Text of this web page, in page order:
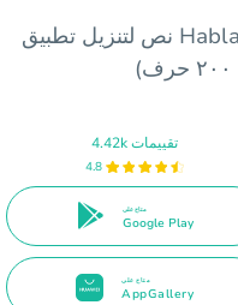
نص لتنزيل تطبيق Hablax يشمل البلد، الخدمة والمشغل
4.42k تقييمات
4.8
متاح على
Google Play
متاح على
AppGallery